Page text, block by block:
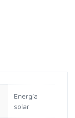
Energía
solar